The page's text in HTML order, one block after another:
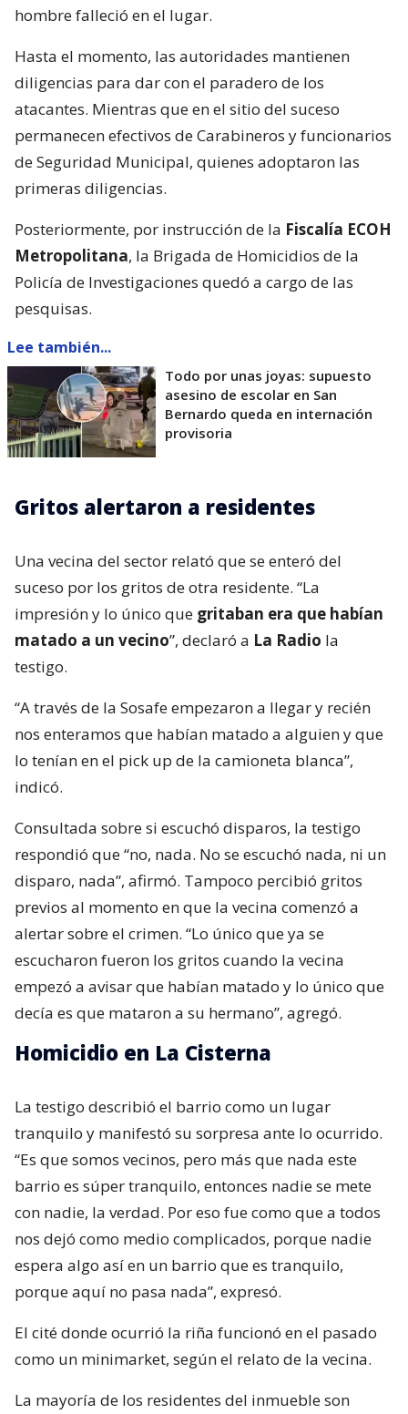
hombre falleció en el lugar.
Hasta el momento, las autoridades mantienen
diligencias para dar con el paradero de los
atacantes. Mientras que en el sitio del suceso
permanecen efectivos de Carabineros y funcionarios
de Seguridad Municipal, quienes adoptaron las
primeras diligencias.
Posteriormente, por instrucción de la Fiscalía ECOH
Metropolitana, la Brigada de Homicidios de la
Policía de Investigaciones quedó a cargo de las
pesquisas.
Lee también...
Todo por unas joyas: supuesto
asesino de escolar en San
Bernardo queda en internación
provisoria
Gritos alertaron a residentes
Una vecina del sector relató que se enteró del
suceso por los gritos de otra residente. “La
impresión y lo único que gritaban era que habían
matado a un vecino”, declaró a La Radio la
testigo.
“A través de la Sosafe empezaron a llegar y recién
nos enteramos que habían matado a alguien y que
lo tenían en el pick up de la camioneta blanca”,
indicó.
Consultada sobre si escuchó disparos, la testigo
respondió que “no, nada. No se escuchó nada, ni un
disparo, nada”, afirmó. Tampoco percibió gritos
previos al momento en que la vecina comenzó a
alertar sobre el crimen. “Lo único que ya se
escucharon fueron los gritos cuando la vecina
empezó a avisar que habían matado y lo único que
decía es que mataron a su hermano”, agregó.
Homicidio en La Cisterna
La testigo describió el barrio como un lugar
tranquilo y manifestó su sorpresa ante lo ocurrido.
“Es que somos vecinos, pero más que nada este
barrio es súper tranquilo, entonces nadie se mete
con nadie, la verdad. Por eso fue como que a todos
nos dejó como medio complicados, porque nadie
espera algo así en un barrio que es tranquilo,
porque aquí no pasa nada”, expresó.
El cité donde ocurrió la riña funcionó en el pasado
como un minimarket, según el relato de la vecina.
La mayoría de los residentes del inmueble son